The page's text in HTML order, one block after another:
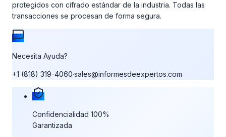
protegidos con cifrado estándar de la industria. Todas las
transacciones se procesan de forma segura.
Necesita Ayuda?
+1 (818) 319-4060·sales@informesdeexpertos.com
Nuestras garantías de compra
Confidencialidad 100%
Garantizada